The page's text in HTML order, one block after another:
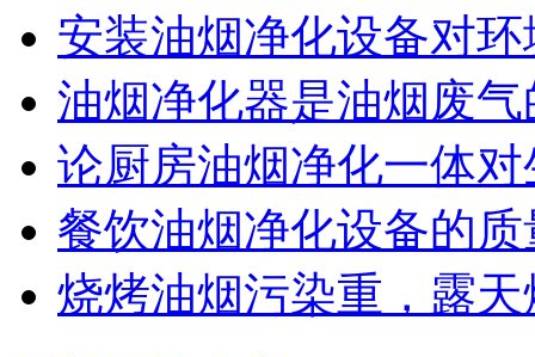
安装油烟净化设备对
油烟净化器是油烟废
论厨房油烟净化一体
餐饮油烟净化设备的
烧烤油烟污染重，露